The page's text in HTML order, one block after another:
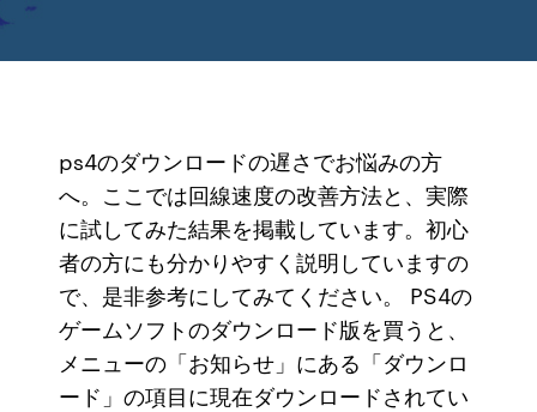
ps4のダウンロードの遅さでお悩みの方
へ。ここでは回線速度の改善方法と、実際
に試してみた結果を掲載しています。初心
者の方にも分かりやすく説明していますの
で、是非参考にしてみてください。 PS4の
ゲームソフトのダウンロード版を買うと、
メニューの「お知らせ」にある「ダウンロ
ード」の項目に現在ダウンロードされてい